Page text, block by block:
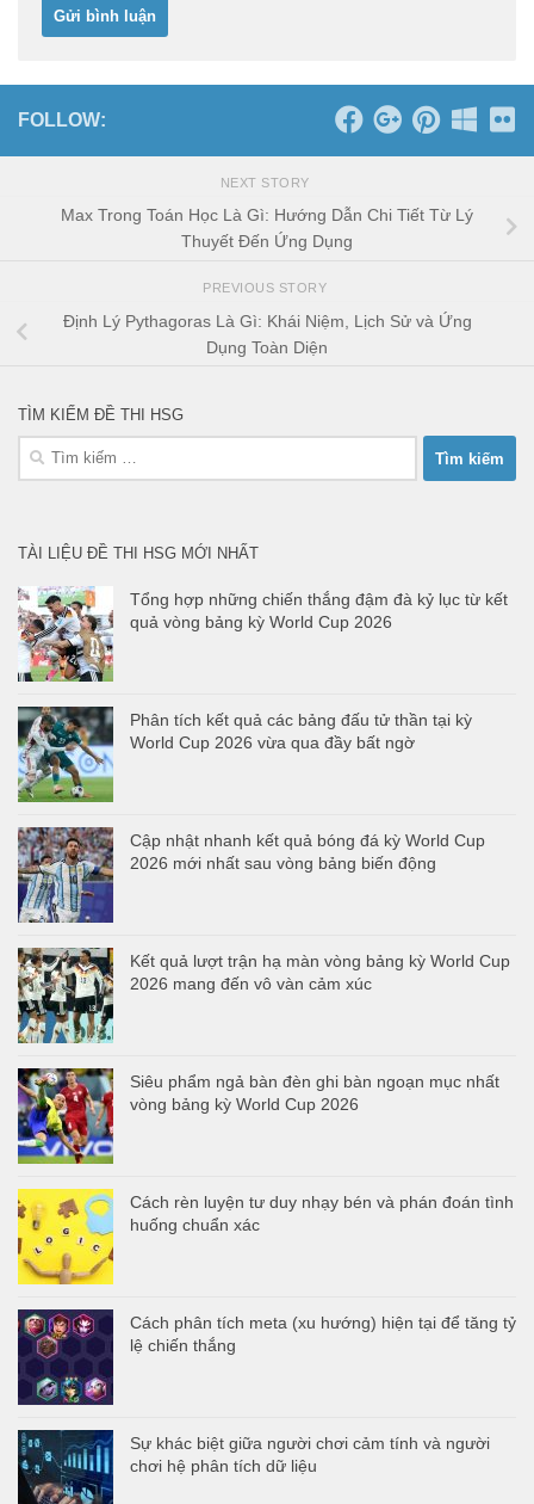
FOLLOW:
NEXT STORY
Max Trong Toán Học Là Gì: Hướng Dẫn Chi Tiết Từ Lý
Thuyết Đến Ứng Dụng
PREVIOUS STORY
Định Lý Pythagoras Là Gì: Khái Niệm, Lịch Sử và Ứng
Dụng Toàn Diện
TÌM KIẾM ĐỀ THI HSG
Tìm
kiếm
TÀI LIỆU ĐỀ THI HSG MỚI NHẤT
Tổng hợp những chiến thắng đậm đà kỷ lục từ kết
quả vòng bảng kỳ World Cup 2026
Phân tích kết quả các bảng đấu tử thần tại kỳ
World Cup 2026 vừa qua đầy bất ngờ
Cập nhật nhanh kết quả bóng đá kỳ World Cup
2026 mới nhất sau vòng bảng biến động
Kết quả lượt trận hạ màn vòng bảng kỳ World Cup
2026 mang đến vô vàn cảm xúc
Siêu phẩm ngả bàn đèn ghi bàn ngoạn mục nhất
vòng bảng kỳ World Cup 2026
Cách rèn luyện tư duy nhạy bén và phán đoán tình
huống chuẩn xác
Cách phân tích meta (xu hướng) hiện tại để tăng tỷ
lệ chiến thắng
Sự khác biệt giữa người chơi cảm tính và người
chơi hệ phân tích dữ liệu